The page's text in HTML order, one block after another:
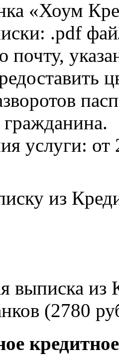
«Хоум
.pdf
почту,
услуги: от
из
выписка из
(2780